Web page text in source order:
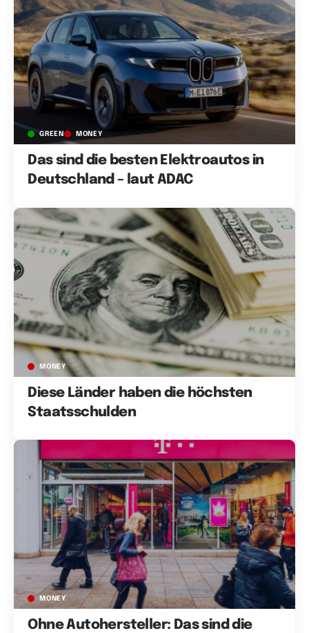
GREEN MONEY
Das sind die besten Elektroautos in
Deutschland – laut ADAC
MONEY
Diese Länder haben die höchsten
Staatsschulden
MONEY
Ohne Autohersteller: Das sind die